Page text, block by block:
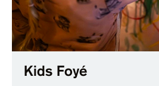
Kids Foyé